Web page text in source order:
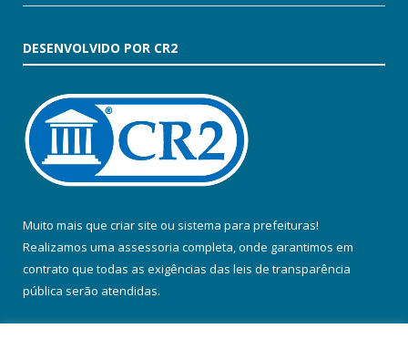
DESENVOLVIDO POR CR2
Muito mais que criar site ou sistema para prefeituras!
Realizamos uma assessoria completa, onde garantimos em
contrato que todas as exigências das leis de transparência
pública serão atendidas.